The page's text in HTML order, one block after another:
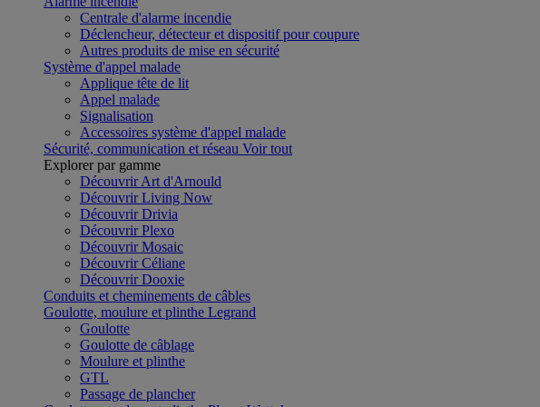
Centrale d'alarme incendie
Déclencheur, détecteur et dispositif pour coupure
Autres produits de mise en sécurité
Système d'appel malade
Applique tête de lit
Appel malade
Signalisation
Accessoires système d'appel malade
Sécurité, communication et réseau Voir tout
Explorer par gamme
Découvrir Art d'Arnould
Découvrir Living Now
Découvrir Drivia
Découvrir Plexo
Découvrir Mosaic
Découvrir Céliane
Découvrir Dooxie
Conduits et cheminements de câbles
Goulotte, moulure et plinthe Legrand
Goulotte
Goulotte de câblage
Moulure et plinthe
GTL
Passage de plancher